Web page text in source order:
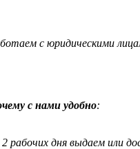
с юридическими
с нами удобно:
2 рабочих дня выдаем или